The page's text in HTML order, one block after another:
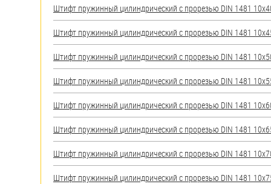
Штифт пружинный цилиндрический с прорезью DIN 1481
Штифт пружинный цилиндрический с прорезью DIN 1481
Штифт пружинный цилиндрический с прорезью DIN 1481
Штифт пружинный цилиндрический с прорезью DIN 1481
Штифт пружинный цилиндрический с прорезью DIN 1481
Штифт пружинный цилиндрический с прорезью DIN 1481
Штифт пружинный цилиндрический с прорезью DIN 1481
Штифт пружинный цилиндрический с прорезью DIN 1481